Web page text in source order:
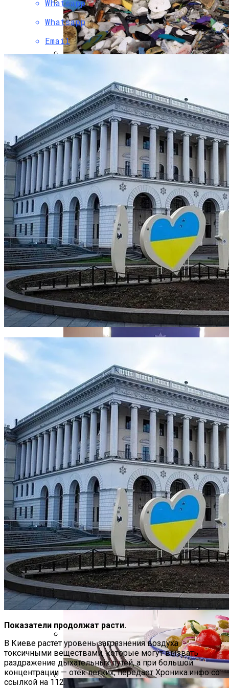
Растущая Концентрация Власти В
Руках Си Цзиньпина: Мир Не Обмануть
Военные Рельсы Спасут Британскую
Экономику?
На Какую Зарплату Могут
Рассчитывать Украинцы За Рубежом:
Коронавирус В США Оказался
Смертоноснее «испанки» 1918 Года
Извержение Вулкана На Юге Исландии:
Чрезвычайное Положение И Эвакуация
Индия Не Будет Спрашивать
Разрешения На Запуск Моделей ИИ
Вредно, Но Выгодно: В США Запрет На
Асбест Приняли Только Сейчас
«Мусорного Человека»
В Киеве Устроили Пробег Суперкаров
В Полиции Провели Совещание
Накануне Крестного Хода В Киеве
Whatsapp
Whatsapp
Email
Показатели продолжат расти.
В Киеве растет уровень загрязнения воздуха
токсичными веществами, которые могут вызвать
раздражение дыхательных путей, а при большой
концентрации — отек легких, передает Хроника.инфо со
ссылкой на 112.